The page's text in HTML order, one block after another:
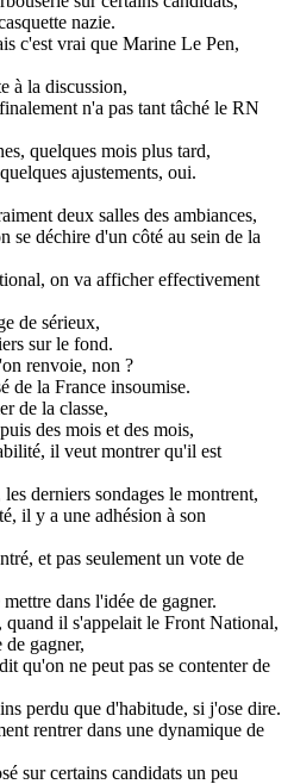
nazie.
c'est vrai que Marine Le Pen,
à la discussion,
n'a pas tant tâché le RN
quelques mois plus tard,
ajustements, oui.
deux salles des ambiances,
se déchire d'un côté au sein de la
on va afficher effectivement
de sérieux,
sur le fond.
renvoie, non ?
de la France insoumise.
de la classe,
des mois et des mois,
il veut montrer qu'il est
derniers sondages le montrent,
il y a une adhésion à son
et pas seulement un vote de
dans l'idée de gagner.
il s'appelait le Front National,
gagner,
qu'on ne peut pas se contenter de
perdu que d'habitude, si j'ose dire.
rentrer dans une dynamique de
sur certains candidats un peu